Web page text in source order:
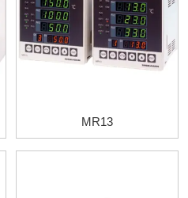
4006-186-396
MR13